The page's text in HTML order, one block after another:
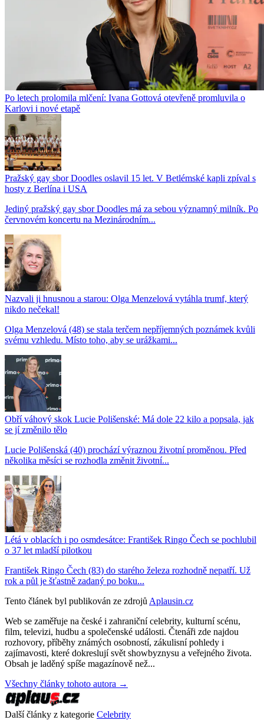
Po letech prolomila mlčení: Ivana Gottová otevřeně promluvila o
Karlovi i nové etapě
Pražský gay sbor Doodles oslavil 15 let. V Betlémské kapli zpíval s
hosty z Berlína i USA
Jediný pražský gay sbor Doodles má za sebou významný milník. Po
červnovém koncertu na Mezinárodním...
Nazvali ji hnusnou a starou: Olga Menzelová vytáhla trumf, který
nikdo nečekal!
Olga Menzelová (48) se stala terčem nepříjemných poznámek kvůli
svému vzhledu. Místo toho, aby se urážkami...
Obří váhový skok Lucie Polišenské: Má dole 22 kilo a popsala, jak
se jí změnilo tělo
Lucie Polišenská (40) prochází výraznou životní proměnou. Před
několika měsíci se rozhodla změnit životní...
Létá v oblacích i po osmdesátce: František Ringo Čech se pochlubil
o 37 let mladší pilotkou
František Ringo Čech (83) do starého železa rozhodně nepatří. Už
rok a půl je šťastně zadaný po boku...
Tento článek byl publikován ze zdrojů Aplausin.cz
Web se zaměřuje na české i zahraniční celebrity, kulturní scénu,
film, televizi, hudbu a společenské události. Čtenáři zde najdou
rozhovory, příběhy známých osobností, zákulisní pohledy i
zajímavosti, které dokreslují svět showbyznysu a veřejného života.
Obsah je laděný spíše magazínově než...
Všechny články tohoto autora →
Další články z kategorie Celebrity